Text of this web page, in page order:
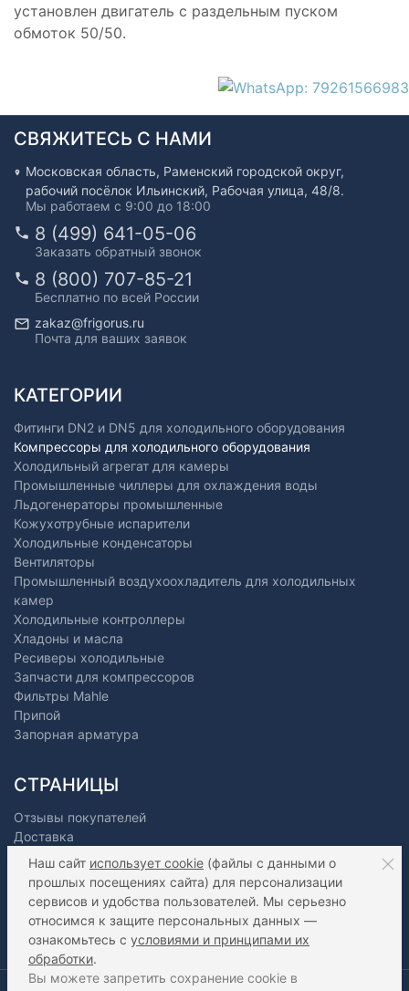
установлен двигатель с раздельным пуском
обмоток 50/50.
СВЯЖИТЕСЬ С НАМИ
Московская область, Раменский городской округ,
рабочий посёлок Ильинский, Рабочая улица, 48/8.
Мы работаем с 9:00 до 18:00
8 (499) 641-05-06
Заказать обратный звонок
8 (800) 707-85-21
Бесплатно по всей России
zakaz@frigorus.ru
Почта для ваших заявок
КАТЕГОРИИ
Фитинги DN2 и DN5 для холодильного оборудования
Компрессоры для холодильного оборудования
Холодильный агрегат для камеры
Промышленные чиллеры для охлаждения воды
Льдогенераторы промышленные
Кожухотрубные испарители
Холодильные конденсаторы
Вентиляторы
Промышленный воздухоохладитель для холодильных
камер
Холодильные контроллеры
Хладоны и масла
Ресиверы холодильные
Запчасти для компрессоров
Фильтры Mahle
Припой
Запорная арматура
СТРАНИЦЫ
Отзывы покупателей
Доставка
Оплата
Как сделать заказ?
Дилерам
Статьи
Наш сайт использует cookie (файлы с данными о
прошлых посещениях сайта) для персонализации
сервисов и удобства пользователей. Мы серьезно
относимся к защите персональных данных —
ознакомьтесь с условиями и принципами их
обработки.
Вы можете запретить сохранение cookie в